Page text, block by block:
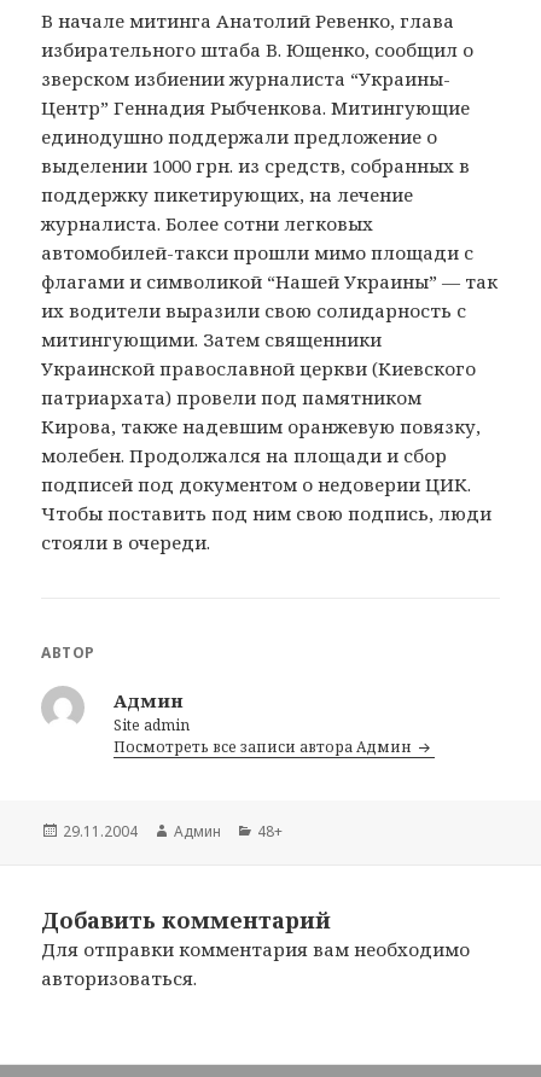
В начале митинга Анатолий Ревенко, глава
избирательного штаба В. Ющенко, сообщил о
зверском избиении журналиста “Украины-
Центр” Геннадия Рыбченкова. Митингующие
единодушно поддержали предложение о
выделении 1000 грн. из средств, собранных в
поддержку пикетирующих, на лечение
журналиста. Более сотни легковых
автомобилей-такси прошли мимо площади с
флагами и символикой “Нашей Украины” — так
их водители выразили свою солидарность с
митингующими. Затем священники
Украинской православной церкви (Киевского
патриархата) провели под памятником
Кирова, также надевшим оранжевую повязку,
молебен. Продолжался на площади и сбор
подписей под документом о недоверии ЦИК.
Чтобы поставить под ним свою подпись, люди
стояли в очереди.
АВТОР
Админ
Site admin
Посмотреть все записи автора Админ
Опубликовано
29.11.2004 Автор
Админ Рубрики
48+
Добавить комментарий
Для отправки комментария вам необходимо
авторизоваться.